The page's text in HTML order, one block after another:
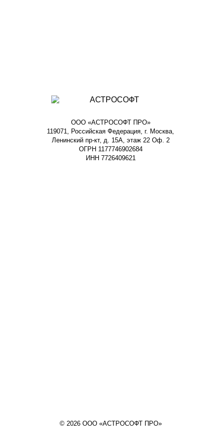
ООО «АСТРОСОФТ ПРО»
119071, Российская Федерация, г. Москва,
Ленинский пр-кт, д. 15А, этаж 22 Оф. 2
ОГРН 1177746902684
ИНН 7726409621
© 2026 ООО «АСТРОСОФТ ПРО»